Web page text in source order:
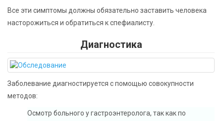
Все эти симптомы должны обязательно заставить человека
насторожиться и обратиться к спефиалисту.
Диагностика
Заболевание диагностируется с помощью совокупности
методов:
Осмотр больного у гастроэнтеролога, так как по